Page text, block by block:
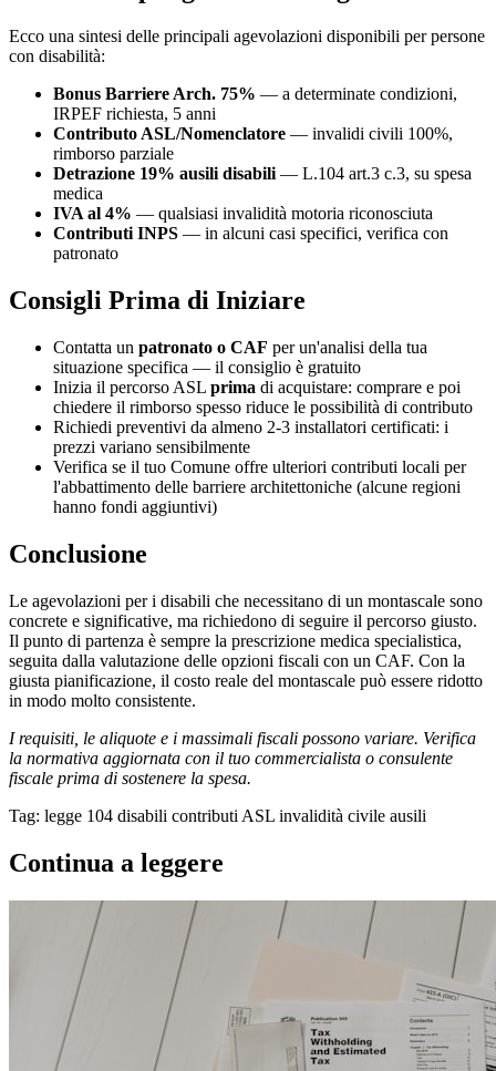
Ecco una sintesi delle principali agevolazioni disponibili per persone
con disabilità:
Bonus Barriere Arch. 75% — a determinate condizioni,
IRPEF richiesta, 5 anni
Contributo ASL/Nomenclatore — invalidi civili 100%,
rimborso parziale
Detrazione 19% ausili disabili — L.104 art.3 c.3, su spesa
medica
IVA al 4% — qualsiasi invalidità motoria riconosciuta
Contributi INPS — in alcuni casi specifici, verifica con
patronato
Consigli Prima di Iniziare
Contatta un patronato o CAF per un'analisi della tua
situazione specifica — il consiglio è gratuito
Inizia il percorso ASL prima di acquistare: comprare e poi
chiedere il rimborso spesso riduce le possibilità di contributo
Richiedi preventivi da almeno 2-3 installatori certificati: i
prezzi variano sensibilmente
Verifica se il tuo Comune offre ulteriori contributi locali per
l'abbattimento delle barriere architettoniche (alcune regioni
hanno fondi aggiuntivi)
Conclusione
Le agevolazioni per i disabili che necessitano di un montascale sono
concrete e significative, ma richiedono di seguire il percorso giusto.
Il punto di partenza è sempre la prescrizione medica specialistica,
seguita dalla valutazione delle opzioni fiscali con un CAF. Con la
giusta pianificazione, il costo reale del montascale può essere ridotto
in modo molto consistente.
I requisiti, le aliquote e i massimali fiscali possono variare. Verifica
la normativa aggiornata con il tuo commercialista o consulente
fiscale prima di sostenere la spesa.
Tag: legge 104 disabili contributi ASL invalidità civile ausili
Continua a leggere